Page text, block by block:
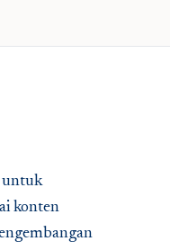
untuk
konten